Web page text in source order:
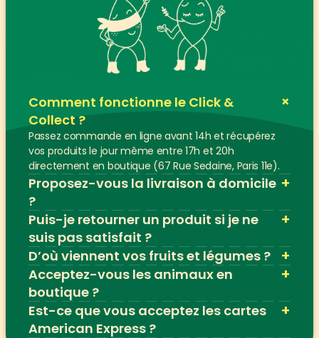
Comment fonctionne le Click &
Collect ?
+
Passez commande en ligne avant 14h et récupérez
vos produits le jour même entre 17h et 20h
directement en boutique (67 Rue Sedaine, Paris 11e).
Proposez-vous la livraison à domicile
?
+
Puis-je retourner un produit si je ne
suis pas satisfait ?
+
D’où viennent vos fruits et légumes ? +
Acceptez-vous les animaux en
boutique ?
+
Est-ce que vous acceptez les cartes
American Express ?
+